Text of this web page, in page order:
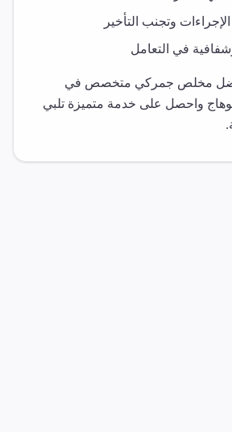
وتجنب التأخير
في التعامل
مخلص جمركي متخصص في
واحصل على خدمة متميزة تلبي